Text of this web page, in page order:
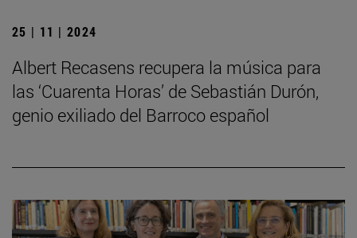
25 | 11 | 2024
Albert Recasens recupera la música para
las ‘Cuarenta Horas’ de Sebastián Durón,
genio exiliado del Barroco español